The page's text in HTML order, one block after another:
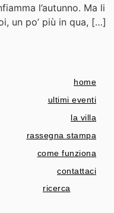
l’autunno. Ma li
un po’ più in qua, […]
home
ultimi eventi
la villa
rassegna stampa
come funziona
contattaci